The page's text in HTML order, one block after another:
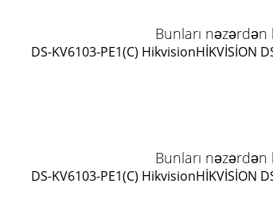
Bunları nəzərdən
DS-KV6103-PE1(C) HikvisionHİKVİSİON
Bunları nəzərdən
DS-KV6103-PE1(C) HikvisionHİKVİSİON